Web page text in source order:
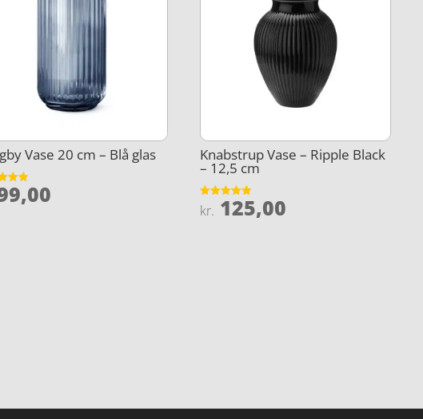
Vase 20 cm – Blå glas Knabstrup Vase – Ripple Black
– 12,5 cm
Vurderet
4.9
kr. 125,00